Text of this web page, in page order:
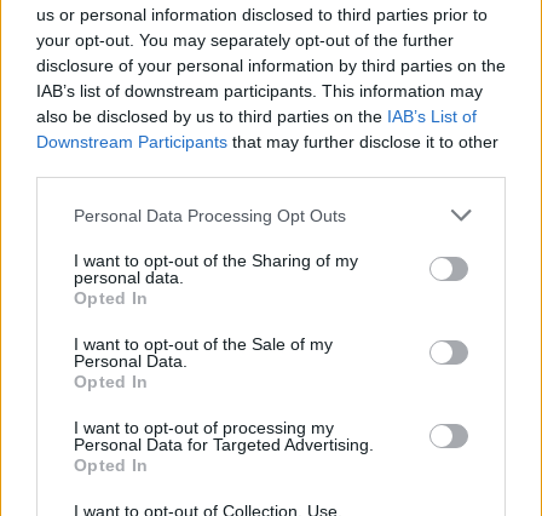
us or personal information disclosed to third parties prior to
your opt-out. You may separately opt-out of the further
disclosure of your personal information by third parties on the
IAB’s list of downstream participants. This information may
also be disclosed by us to third parties on the IAB’s List of
Downstream Participants that may further disclose it to other
Please note that this website/app uses one or more Google
not limited to your visit or usage behaviour. You may click to
grant or deny consent to Google and its third-party tags to
use your data for below specified purposes in below Google
consent section.
Personal Data Processing Opt Outs
I want to opt-out of the Sharing of my
personal data.
Opted In
I want to opt-out of the Sale of my
Personal Data.
Opted In
I want to opt-out of processing my
Personal Data for Targeted Advertising.
Opted In
I want to opt-out of Collection, Use,
Vuoi rimuovere le pubblicità nazionali?
Puoi abbonarti asoli € 1,10 al mese
cliccandoqui